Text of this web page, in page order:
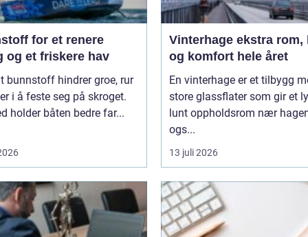
for et renere
og et friskere hav
bunnstoff hindrer groe, rur
i å feste seg på skroget.
holder båten bedre far...
Vinterhage ekstra rom, lys
og komfort hele året
En vinterhage er et tilbygg
store glassflater som gir et
lunt oppholdsrom nær
ogs...
13 juli 2026